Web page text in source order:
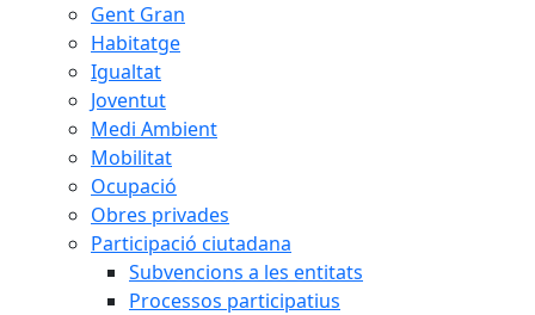
Gent Gran
Habitatge
Igualtat
Joventut
Medi Ambient
Mobilitat
Ocupació
Obres privades
Participació ciutadana
Subvencions a les entitats
Processos participatius